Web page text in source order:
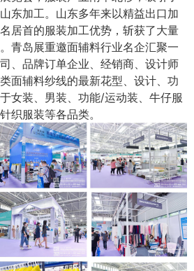
东加工。山东多年来以精益出口加
居首的服装加工优势，斩获了大量
青岛展重邀面辅料行业名企汇聚一
、品牌订单企业、经销商、设计师
面辅料纱线的最新花型、设计、功
女装、男装、功能/运动装、牛仔服
织服装等各品类。